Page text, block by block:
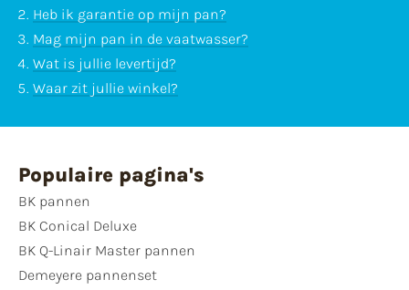
Heb ik garantie op mijn pan?
Mag mijn pan in de vaatwasser?
Wat is jullie levertijd?
Waar zit jullie winkel?
Populaire pagina's
BK pannen
BK Conical Deluxe
BK Q-Linair Master pannen
Demeyere pannenset